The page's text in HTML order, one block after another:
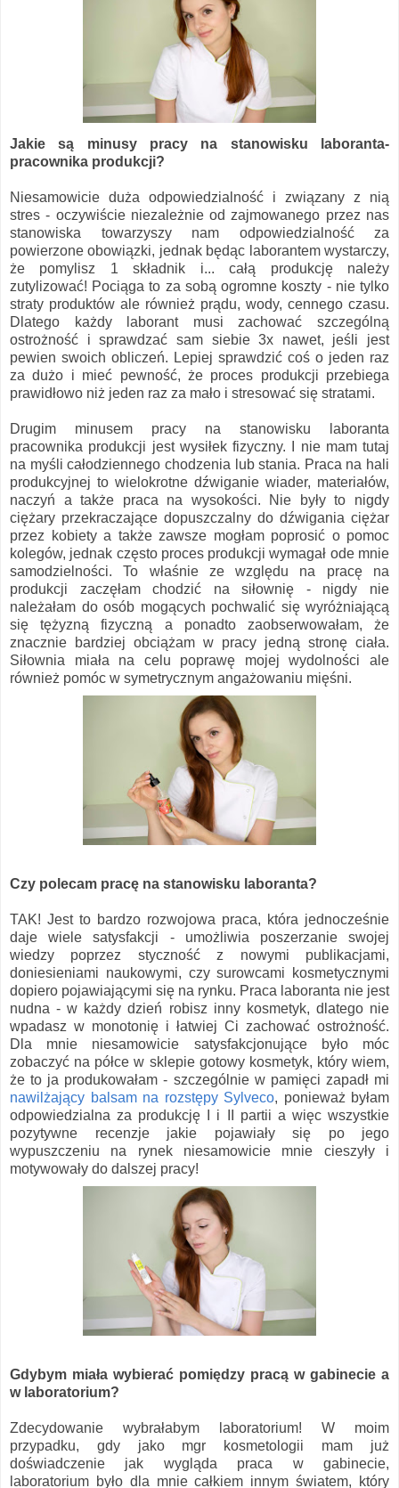
Jakie są minusy pracy na stanowisku laboranta-
pracownika produkcji?
Niesamowicie duża odpowiedzialność i związany z nią
stres - oczywiście niezależnie od zajmowanego przez nas
stanowiska towarzyszy nam odpowiedzialność za
powierzone obowiązki, jednak będąc laborantem wystarczy,
że pomylisz 1 składnik i... całą produkcję należy
zutylizować! Pociąga to za sobą ogromne koszty - nie tylko
straty produktów ale również prądu, wody, cennego czasu.
Dlatego każdy laborant musi zachować szczególną
ostrożność i sprawdzać sam siebie 3x nawet, jeśli jest
pewien swoich obliczeń. Lepiej sprawdzić coś o jeden raz
za dużo i mieć pewność, że proces produkcji przebiega
prawidłowo niż jeden raz za mało i stresować się stratami.
Drugim minusem pracy na stanowisku laboranta
pracownika produkcji jest wysiłek fizyczny. I nie mam tutaj
na myśli całodziennego chodzenia lub stania. Praca na hali
produkcyjnej to wielokrotne dźwiganie wiader, materiałów,
naczyń a także praca na wysokości. Nie były to nigdy
ciężary przekraczające dopuszczalny do dźwigania ciężar
przez kobiety a także zawsze mogłam poprosić o pomoc
kolegów, jednak często proces produkcji wymagał ode mnie
samodzielności. To właśnie ze względu na pracę na
produkcji zaczęłam chodzić na siłownię - nigdy nie
należałam do osób mogących pochwalić się wyróżniającą
się tężyzną fizyczną a ponadto zaobserwowałam, że
znacznie bardziej obciążam w pracy jedną stronę ciała.
Siłownia miała na celu poprawę mojej wydolności ale
również pomóc w symetrycznym angażowaniu mięśni.
Czy polecam pracę na stanowisku laboranta?
TAK! Jest to bardzo rozwojowa praca, która jednocześnie
daje wiele satysfakcji - umożliwia poszerzanie swojej
wiedzy poprzez styczność z nowymi publikacjami,
doniesieniami naukowymi, czy surowcami kosmetycznymi
dopiero pojawiającymi się na rynku. Praca laboranta nie jest
nudna - w każdy dzień robisz inny kosmetyk, dlatego nie
wpadasz w monotonię i łatwiej Ci zachować ostrożność.
Dla mnie niesamowicie satysfakcjonujące było móc
zobaczyć na półce w sklepie gotowy kosmetyk, który wiem,
że to ja produkowałam - szczególnie w pamięci zapadł mi
nawilżający balsam na rozstępy Sylveco, ponieważ byłam
odpowiedzialna za produkcję I i II partii a więc wszystkie
pozytywne recenzje jakie pojawiały się po jego
wypuszczeniu na rynek niesamowicie mnie cieszyły i
motywowały do dalszej pracy!
Gdybym miała wybierać pomiędzy pracą w gabinecie a
w laboratorium?
Zdecydowanie wybrałabym laboratorium! W moim
przypadku, gdy jako mgr kosmetologii mam już
doświadczenie jak wygląda praca w gabinecie,
laboratorium było dla mnie całkiem innym światem, który